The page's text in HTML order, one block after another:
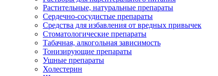
Растительные, натуральные препараты
Сердечно-сосудистые препараты
Средства для избавления от вредных привычек
Стоматологические препараты
Табачная, алкогольная зависимость
Тонизирующие препараты
Ушные препараты
Холестерин